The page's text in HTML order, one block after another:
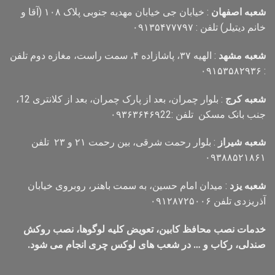
شعبه اصفهان
: خیابان جی خیابان مهدیه جنوبی پلاک ۱۰۸ (آقا و
خانم دیتیلر) تلفن : ۰۹۱۳۵۴۷۷۷۹۷
شعبه مشهد
: الهیه ۳۷، پاشازاده ۴، سمت راست، مغازه دوم تلفن
: ۰۹۱۵۳۵۸۲۹۳۶
شعبه کرج
: بلوار چمران، بعد از پارک چمران، بعد از کلانتری 12،
جنب بانک مسکن تلفن :۰۹۳۶۳۶۴۶۹22
شعبه شیراز
: بلوار رحمت شرقی، بین رحمت ۲۱ و ۲۳ تلفن
۰۹۳۸۸۵۲۱۸۶۱
شعبه یزد : میدان امام حسین، به سمت باهنر، روبروی خیابان
آذریزدی تلفن ۰۹۱۲۸۷۲۵۰۰۶
خدمات نصب محافظ کابین، تعویض کلیه لوگوها، نصب روکش
صندلی، رکاب و … در شعب های لوکس چری انجام می شود.